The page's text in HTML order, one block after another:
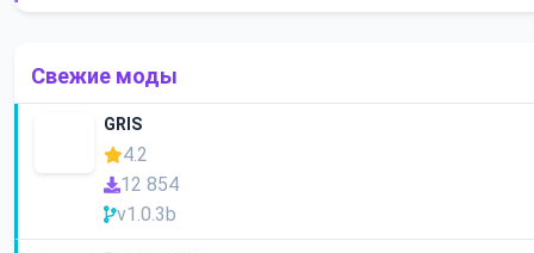
Свежие моды
GRIS
4.2
12 854
v1.0.3b